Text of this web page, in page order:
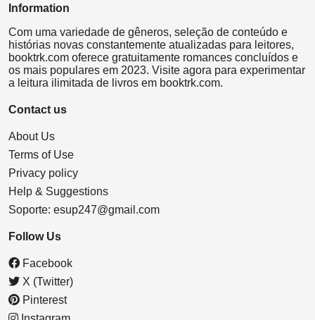
Information
Com uma variedade de gêneros, seleção de conteúdo e
histórias novas constantemente atualizadas para leitores,
booktrk.com oferece gratuitamente romances concluídos e
os mais populares em 2023. Visite agora para experimentar
a leitura ilimitada de livros em booktrk.com.
Contact us
About Us
Terms of Use
Privacy policy
Help & Suggestions
Soporte: esup247@gmail.com
Follow Us
Facebook
X (Twitter)
Pinterest